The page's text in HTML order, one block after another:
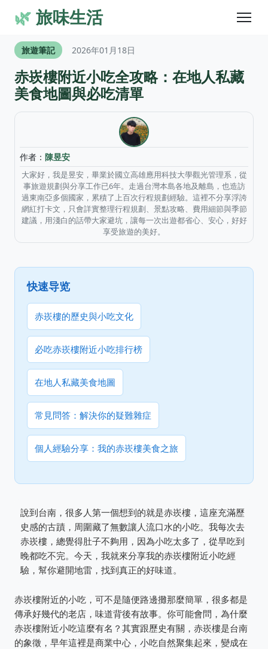
🌿旅味生活
旅遊筆記 2026年01月18日
赤崁樓附近小吃全攻略：在地人私藏
美食地圖與必吃清單
作者： 陳昱安
大家好，我是昱安，畢業於國立高雄應用科技大學觀光管理系，從
事旅遊規劃與分享工作已6年。走過台灣本島各地及離島，也造訪
過東南亞多個國家，累積了上百次行程規劃經驗。這裡不分享浮誇
網紅打卡文，只會詳實整理行程規劃、景點攻略、費用細節與季節
建議，用淺白的話帶大家避坑，讓每一次出遊都省心、安心，好好
享受旅遊的美好。
快速导览
赤崁樓的歷史與小吃文化
必吃赤崁樓附近小吃排行榜
在地人私藏美食地圖
常見問答：解決你的疑難雜症
個人經驗分享：我的赤崁樓美食之旅
說到台南，很多人第一個想到的就是赤崁樓，這座充滿歷
史感的古蹟，周圍藏了無數讓人流口水的小吃。我每次去
赤崁樓，總覺得肚子不夠用，因為小吃太多了，從早吃到
晚都吃不完。今天，我就來分享我的赤崁樓附近小吃經
驗，幫你避開地雷，找到真正的好味道。
赤崁樓附近的小吃，可不是隨便路邊攤那麼簡單，很多都是
傳承好幾代的老店，味道背後有故事。你可能會問，為什麼
赤崁樓附近小吃這麼有名？其實跟歷史有關，赤崁樓是台南
的象徵，早年這裡是商業中心，小吃自然聚集起來，變成在